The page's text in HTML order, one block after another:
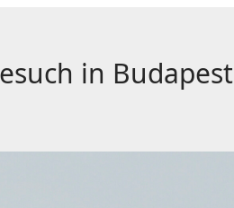
in Budapest